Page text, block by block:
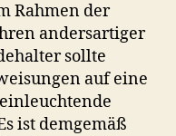
Rahmen der
andersartiger
sollte
auf eine
ist demgemäß